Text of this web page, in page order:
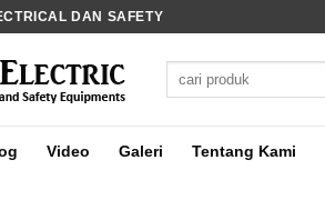
DAN SAFETY
Pencarian
Video Galeri Tentang Kami